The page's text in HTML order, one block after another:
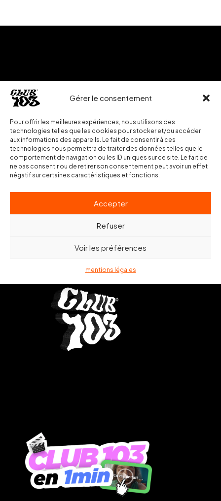
Gérer le consentement
Pour offrir les meilleures expériences, nous utilisons des
technologies telles que les cookies pour stocker et/ou accéder
aux informations des appareils. Le fait de consentir à ces
technologies nous permettra de traiter des données telles que le
comportement de navigation ou les ID uniques sur ce site. Le fait de
ne pas consentir ou de retirer son consentement peut avoir un effet
négatif sur certaines caractéristiques et fonctions.
Accepter
Refuser
Voir les préférences
mentions légales
Prêt à travailler avec nous ?
bonjour@club103.fr